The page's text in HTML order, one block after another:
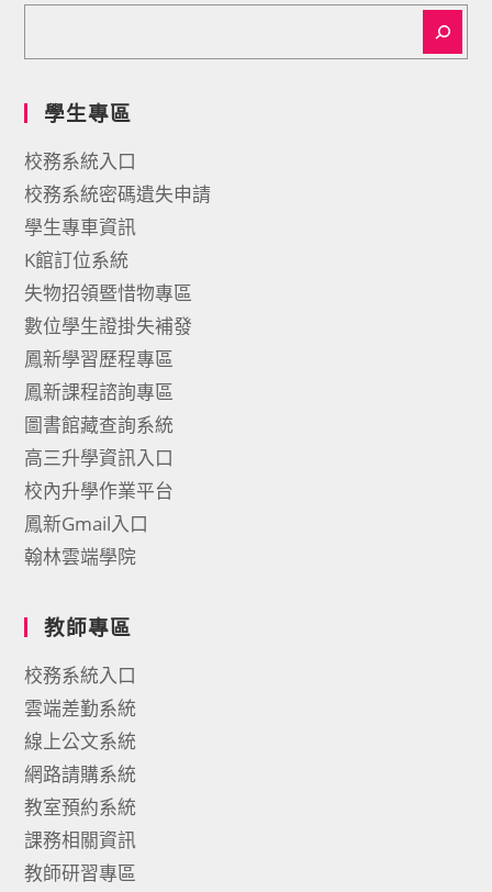
學生專區
校務系統入口
校務系統密碼遺失申請
學生專車資訊
K館訂位系統
失物招領暨惜物專區
數位學生證掛失補發
鳳新學習歷程專區
鳳新課程諮詢專區
圖書館藏查詢系統
高三升學資訊入口
校內升學作業平台
鳳新Gmail入口
翰林雲端學院
教師專區
校務系統入口
雲端差勤系統
線上公文系統
網路請購系統
教室預約系統
課務相關資訊
教師研習專區